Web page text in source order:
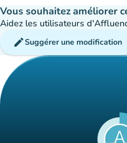
Vous souhaitez améliorer
Aidez les utilisateurs
editSuggérer une modification